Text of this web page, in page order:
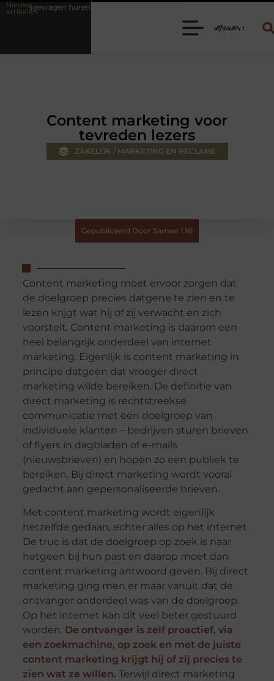
Nieuwe
artikelen
Kies de juiste aanhanger voor jouw klus
Content marketing voor
tevreden lezers
ZAKELIJK / MARKETING EN RECLAME
Gepubliceerd Door Samen 1.nl
Content marketing moet ervoor zorgen dat
de doelgroep precies datgene te zien en te
lezen krijgt wat hij of zij verwacht en zich
voorstelt. Content marketing is daarom een
heel belangrijk onderdeel van internet
marketing. Eigenlijk is content marketing in
principe datgeen dat vroeger direct
marketing wilde bereiken. De definitie van
direct marketing is rechtstreekse
communicatie met een doelgroep van
individuele klanten – bedrijven sturen brieven
of flyers in dagbladen of e-mails
(nieuwsbrieven) en hopen zo een publiek te
bereiken. Bij direct marketing wordt vooral
gedacht aan gepersonaliseerde brieven.
Met content marketing wordt eigenlijk
hetzelfde gedaan, echter alles op het internet.
De truc is dat de doelgroep op zoek is naar
hetgeen bij hun past en daarop moet dan
content marketing antwoord geven. Bij direct
marketing ging men er maar vanuit dat de
ontvanger onderdeel was van de doelgroep.
Op het internet kan dit veel beter gestuurd
worden. De ontvanger is zelf proactief, via
een zoekmachine, op zoek en met de juiste
content marketing krijgt hij of zij precies te
zien wat ze willen. Terwijl direct marketing